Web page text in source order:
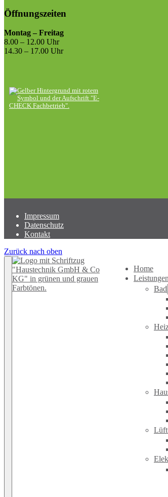
Öffnungszeiten
Montag – Freitag
8.00 – 12.00 Uhr
14.30 – 17.00 Uhr
Impressum
Datenschutz
Kontakt
Zurück nach oben
Home
Leistungen
Bad